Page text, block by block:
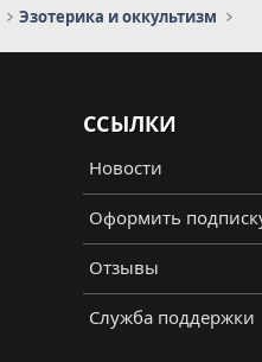
Эзотерика и оккультизм
ССЫЛКИ
Новости
Оформить
Отзывы
Служба поддержки